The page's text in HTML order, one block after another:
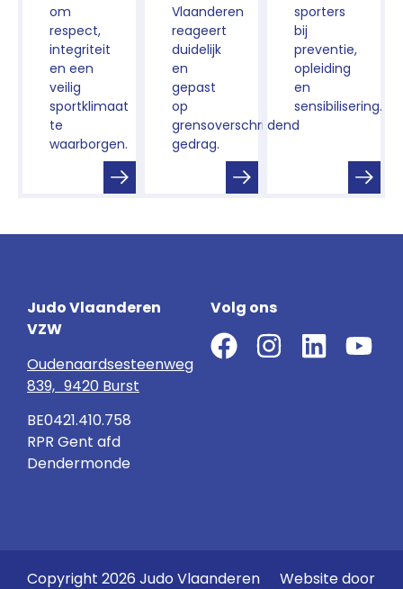
om
respect,
integriteit
en een
veilig
sportklimaat
te
waarborgen.
Vlaanderen
reageert
duidelijk
en
gepast
op
grensoverschrijdend
gedrag.
sporters
bij
preventie,
opleiding
en
sensibilisering.
Judo Vlaanderen
VZW
Oudenaardsesteenweg
839, 9420 Burst
BE0421.410.758
RPR Gent afd
Dendermonde
Volg ons
Copyright 2026 Judo Vlaanderen Website door